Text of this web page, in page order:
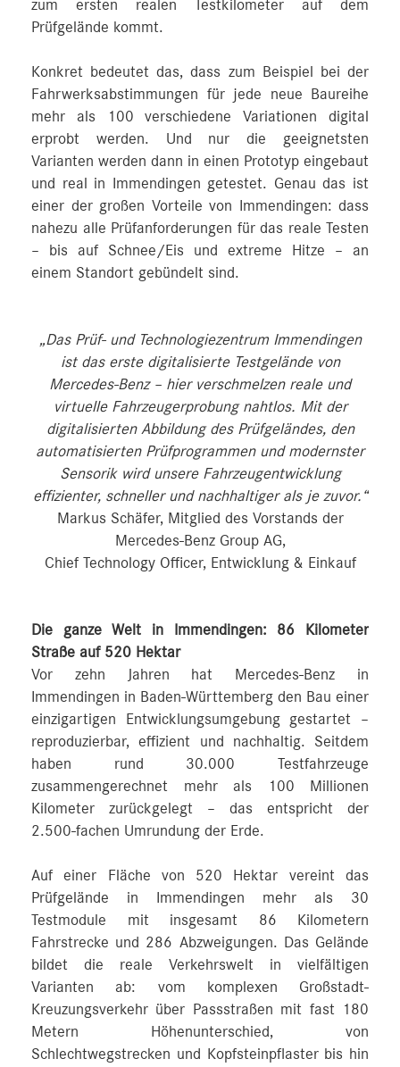
zum ersten realen Testkilometer auf dem
Prüfgelände kommt.
Konkret bedeutet das, dass zum Beispiel bei der
Fahrwerksabstimmungen für jede neue Baureihe
mehr als 100 verschiedene Variationen digital
erprobt werden. Und nur die geeignetsten
Varianten werden dann in einen Prototyp eingebaut
und real in Immendingen getestet. Genau das ist
einer der großen Vorteile von Immendingen: dass
nahezu alle Prüfanforderungen für das reale Testen
– bis auf Schnee/Eis und extreme Hitze – an
einem Standort gebündelt sind.
„Das Prüf- und Technologiezentrum Immendingen
ist das erste digitalisierte Testgelände von
Mercedes‑Benz – hier verschmelzen reale und
virtuelle Fahrzeugerprobung nahtlos. Mit der
digitalisierten Abbildung des Prüfgeländes, den
automatisierten Prüfprogrammen und modernster
Sensorik wird unsere Fahrzeugentwicklung
effizienter, schneller und nachhaltiger als je zuvor.“
Markus Schäfer, Mitglied des Vorstands der
Mercedes-Benz Group AG,
Chief Technology Officer, Entwicklung & Einkauf
Die ganze Welt in Immendingen: 86 Kilometer
Straße auf 520 Hektar
Vor zehn Jahren hat Mercedes-Benz in
Immendingen in Baden-Württemberg den Bau einer
einzigartigen Entwicklungsumgebung gestartet –
reproduzierbar, effizient und nachhaltig. Seitdem
haben rund 30.000 Testfahrzeuge
zusammengerechnet mehr als 100 Millionen
Kilometer zurückgelegt – das entspricht der
2.500‑fachen Umrundung der Erde.
Auf einer Fläche von 520 Hektar vereint das
Prüfgelände in Immendingen mehr als 30
Testmodule mit insgesamt 86 Kilometern
Fahrstrecke und 286 Abzweigungen. Das Gelände
bildet die reale Verkehrswelt in vielfältigen
Varianten ab: vom komplexen Großstadt-
Kreuzungsverkehr über Passstraßen mit fast 180
Metern Höhenunterschied, von
Schlechtwegstrecken und Kopfsteinpflaster bis hin